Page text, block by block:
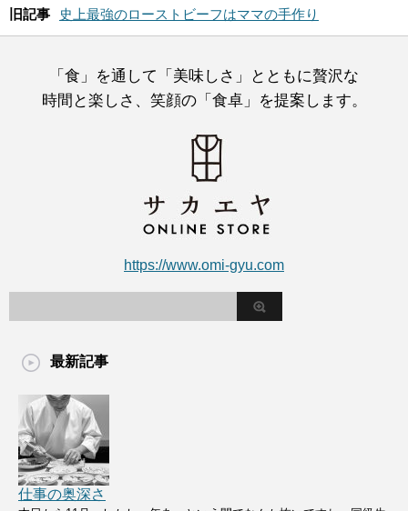
旧記事
史上最強のローストビーフはママの手作り
「食」を通して「美味しさ」とともに贅沢な
時間と楽しさ、笑顔の「食卓」を提案します。
https://www.omi-gyu.com
最新記事
仕事の奥深さ